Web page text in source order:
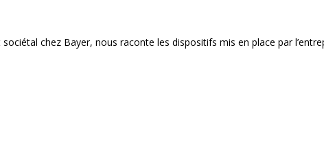
chez Bayer, nous raconte les dispositifs mis en place par